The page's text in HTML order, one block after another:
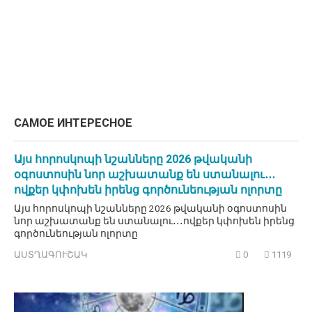
САМОЕ ИНТЕРЕСНОЕ
Այս հորոսկոպի նշանները 2026 թվականի
օգոստոսին նոր աշխատանք են ստանալու․․․
ովքեր կփոխեն իրենց գործունեության ոլորտը
Այս հորոսկոպի նշանները 2026 թվականի օգոստոսին
նոր աշխատանք են ստանալու․․․ովքեր կփոխեն իրենց
գործունեության ոլորտը
ԱՍՏՂԱԳՈՒՇԱԿ 0 1119